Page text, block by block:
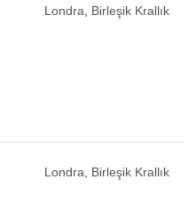
Londra, Birleşik Krallık
Londra, Birleşik Krallık